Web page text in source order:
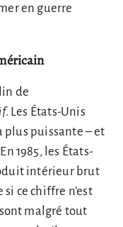
en guerre
de
. Les États-Unis
plus puissante – et
1985, les États-
intérieur brut
ce chiffre n’est
malgré tout